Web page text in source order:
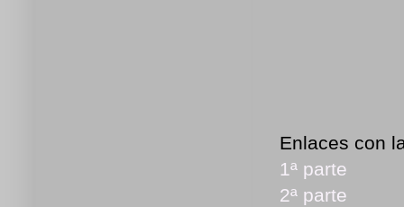
Enlaces con
1ª parte
2ª parte